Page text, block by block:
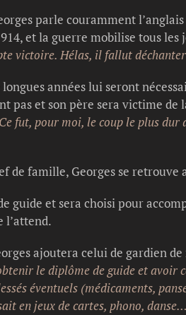
parle couramment
et la guerre mobilise tous les
victoire. Hélas, il fallut
années lui seront
pas et son père sera victime
Ce fut, pour moi, le coup le plus dur
de famille, Georges se retrouve
guide et sera choisi pour
l’attend.
ajoutera celui de gardien
le diplôme de guide et avoir
éventuels (médicaments,
en jeux de cartes, phono, danse…